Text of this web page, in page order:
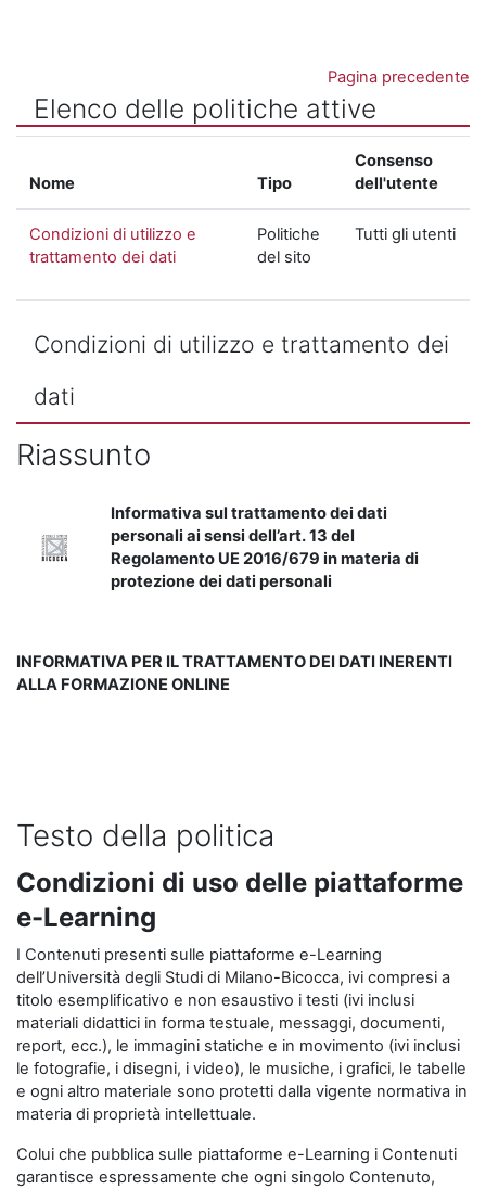
Pagina precedente
Elenco delle politiche attive
Nome Tipo
Consenso
dell'utente
Condizioni di utilizzo e
trattamento dei dati
Politiche
del sito
Tutti gli utenti
Condizioni di utilizzo e trattamento dei
dati
Riassunto
Informativa sul trattamento dei dati
personali ai sensi dell’art. 13 del
Regolamento UE 2016/679 in materia di
protezione dei dati personali
INFORMATIVA PER IL TRATTAMENTO DEI DATI INERENTI
ALLA FORMAZIONE ONLINE
Testo della politica
Condizioni di uso delle piattaforme
e-Learning
I Contenuti presenti sulle piattaforme e-Learning
dell’Università degli Studi di Milano-Bicocca, ivi compresi a
titolo esemplificativo e non esaustivo i testi (ivi inclusi
materiali didattici in forma testuale, messaggi, documenti,
report, ecc.), le immagini statiche e in movimento (ivi inclusi
le fotografie, i disegni, i video), le musiche, i grafici, le tabelle
e ogni altro materiale sono protetti dalla vigente normativa in
materia di proprietà intellettuale.
Colui che pubblica sulle piattaforme e-Learning i Contenuti
garantisce espressamente che ogni singolo Contenuto,